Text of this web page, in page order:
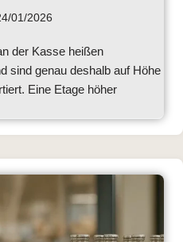
01/2026
der Kasse heißen
sind genau deshalb auf Höhe
Eine Etage höher